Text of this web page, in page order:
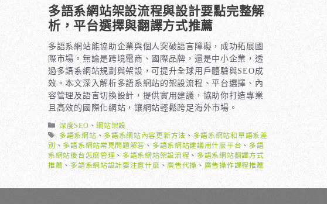
多語系網站架設流程與設計要點完整解
析，平台選擇與翻譯方式推薦
多語系網站能協助企業與個人突破語言障礙，成功拓展國
際市場。無論是跨境電商、國際品牌，還是中小企業，透
過多語系網站規劃與架設，可提升全球用戶體驗與SEO成
效。本文深入解析多語系網站的架設流程、平台選擇、內
容管理及語言切換設計，提供實用建議，協助你打造專業
且高效的國際化網站，讓網站輕鬆跨足海外市場。
分
類
深度SEO 、網站架設
標
籤
多語系網站 、多語系網站內容更新方法 、 多語系網站和單語系差
別 、多語系網站常見問題解答 、 多語系網站建議用什麼平台 、 多語
系網站後台怎麼管理 、 多語系網站架設流程 、 多語系網站翻譯方式
推薦 、 多語系網站設計要注意什麼 、 廣告代操 、 廣告操作課程推薦